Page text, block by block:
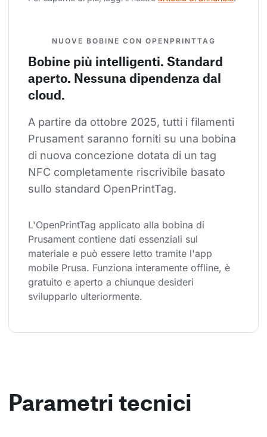
NUOVE BOBINE CON OPENPRINTTAG
Bobine più intelligenti. Standard
aperto. Nessuna dipendenza dal
cloud.
A partire da ottobre 2025, tutti i filamenti
Prusament saranno forniti su una bobina
di nuova concezione dotata di un tag
NFC completamente riscrivibile basato
sullo standard OpenPrintTag.
L'OpenPrintTag applicato alla bobina di
Prusament contiene dati essenziali sul
materiale e può essere letto tramite l'app
mobile Prusa. Funziona interamente offline, è
gratuito e aperto a chiunque desideri
svilupparlo ulteriormente.
Parametri tecnici